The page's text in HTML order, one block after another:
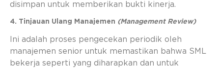
disimpan untuk memberikan bukti kinerja.
4. Tinjauan Ulang Manajemen (Management Review)
Ini adalah proses pengecekan periodik oleh
manajemen senior untuk memastikan bahwa SML
bekerja seperti yang diharapkan dan untuk